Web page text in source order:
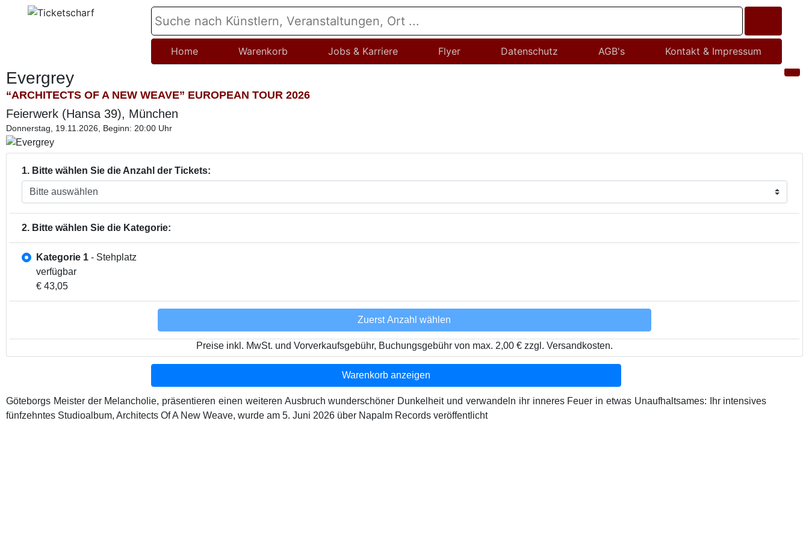
Home Warenkorb Jobs & Karriere Flyer Datenschutz AGB's Kontakt & Impressum
Evergrey
“ARCHITECTS OF A NEW WEAVE” EUROPEAN TOUR 2026
Feierwerk (Hansa 39), München
Donnerstag, 19.11.2026, Beginn: 20:00 Uhr
1. Bitte wählen Sie die Anzahl der Tickets:
2. Bitte wählen Sie die Kategorie:
Kategorie 1 - Stehplatz
verfügbar
€ 43,05
Zuerst Anzahl wählen
Preise inkl. MwSt. und Vorverkaufsgebühr, Buchungsgebühr von max. 2,00 € zzgl. Versandkosten.
Warenkorb anzeigen
Göteborgs Meister der Melancholie, präsentieren einen weiteren Ausbruch wunderschöner Dunkelheit und verwandeln ihr inneres Feuer in etwas Unaufhaltsames: Ihr intensives
fünfzehntes Studioalbum, Architects Of A New Weave, wurde am 5. Juni 2026 über Napalm Records veröffentlicht